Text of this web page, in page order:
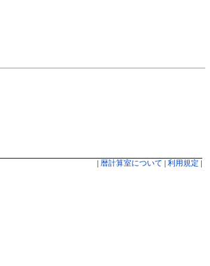
| 暦計算室について | 利用規定 |